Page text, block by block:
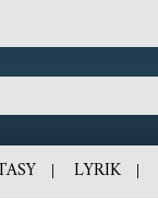
LYRIK